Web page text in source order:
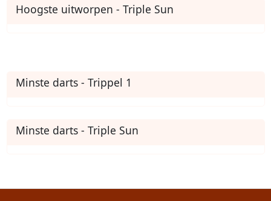
Hoogste uitworpen - Triple Sun
Minste darts - Trippel 1
Minste darts - Triple Sun